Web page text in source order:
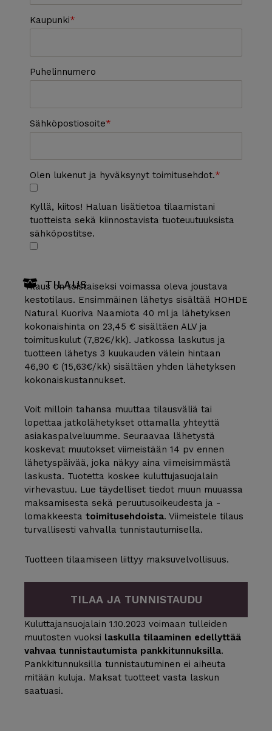
Kaupunki
Puhelinnumero
Sähköpostiosoite
Olen lukenut ja hyväksynyt toimitusehdot.
Kyllä, kiitos! Haluan lisätietoa tilaamistani
tuotteista sekä kiinnostavista tuoteuutuuksista
sähköpostitse.
TILAUS
Tilaus on toistaiseksi voimassa oleva joustava
kestotilaus. Ensimmäinen lähetys sisältää HOHDE
Natural Kuoriva Naamiota 40 ml ja lähetyksen
kokonaishinta on 23,45 € sisältäen ALV ja
toimituskulut (7,82€/kk). Jatkossa laskutus ja
tuotteen lähetys 3 kuukauden välein hintaan
46,90 € (15,63€/kk) sisältäen yhden lähetyksen
kokonaiskustannukset.
Voit milloin tahansa muuttaa tilausväliä tai
lopettaa jatkolähetykset ottamalla yhteyttä
asiakaspalveluumme. Seuraavaa lähetystä
koskevat muutokset viimeistään 14 pv ennen
lähetyspäivää, joka näkyy aina viimeisimmästä
laskusta. Tuotetta koskee kuluttujasuojalain
virhevastuu. Lue täydelliset tiedot muun muuassa
maksamisesta sekä peruutusoikeudesta ja -
lomakkeesta toimitusehdoista. Viimeistele tilaus
turvallisesti vahvalla tunnistautumisella.
Tuotteen tilaamiseen liittyy maksuvelvollisuus.
TILAA JA TUNNISTAUDU
Kuluttajansuojalain 1.10.2023 voimaan tulleiden
muutosten vuoksi laskulla tilaaminen edellyttää
vahvaa tunnistautumista pankkitunnuksilla.
Pankkitunnuksilla tunnistautuminen ei aiheuta
mitään kuluja. Maksat tuotteet vasta laskun
saatuasi.